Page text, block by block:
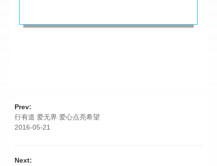
Prev:
行有道 爱无界 爱心点亮希望
2016-05-21
Next: